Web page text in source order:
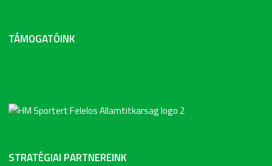
TÁMOGATÓINK
STRATÉGIAI PARTNEREINK